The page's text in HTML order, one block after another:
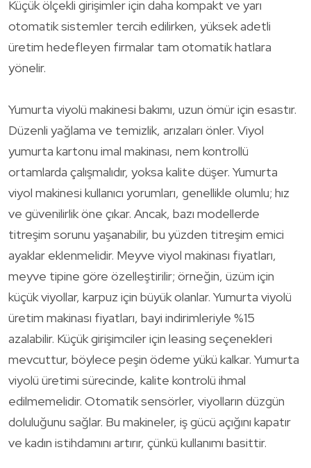
Küçük ölçekli girişimler için daha kompakt ve yarı
otomatik sistemler tercih edilirken, yüksek adetli
üretim hedefleyen firmalar tam otomatik hatlara
yönelir.
Yumurta viyolü makinesi bakımı, uzun ömür için esastır.
Düzenli yağlama ve temizlik, arızaları önler. Viyol
yumurta kartonu imal makinası, nem kontrollü
ortamlarda çalışmalıdır, yoksa kalite düşer. Yumurta
viyol makinesi kullanıcı yorumları, genellikle olumlu; hız
ve güvenilirlik öne çıkar. Ancak, bazı modellerde
titreşim sorunu yaşanabilir, bu yüzden titreşim emici
ayaklar eklenmelidir. Meyve viyol makinası fiyatları,
meyve tipine göre özelleştirilir; örneğin, üzüm için
küçük viyollar, karpuz için büyük olanlar. Yumurta viyolü
üretim makinası fiyatları, bayi indirimleriyle %15
azalabilir. Küçük girişimciler için leasing seçenekleri
mevcuttur, böylece peşin ödeme yükü kalkar. Yumurta
viyolü üretimi sürecinde, kalite kontrolü ihmal
edilmemelidir. Otomatik sensörler, viyolların düzgün
doluluğunu sağlar. Bu makineler, iş gücü açığını kapatır
ve kadın istihdamını artırır, çünkü kullanımı basittir.